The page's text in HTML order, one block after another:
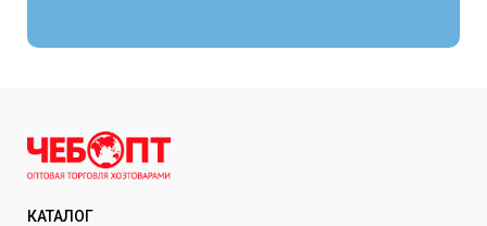
КАТАЛОГ